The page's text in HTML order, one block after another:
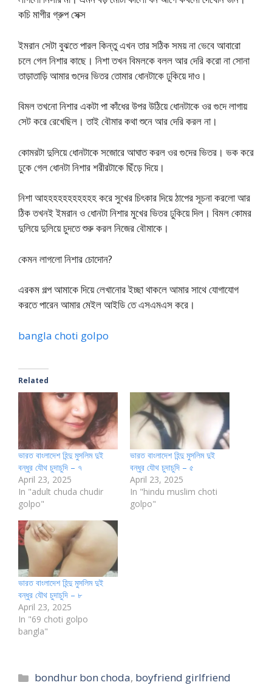
কচি মাগীর গ্রুপ সেক্স
ইমরান সেটা বুঝতে পারল কিন্তু এখন তার সঠিক সময় না ভেবে আবারো
চলে গেল নিশার কাছে। নিশা তখন বিমলকে বলল আর দেরি করো না সোনা
তাড়াতাড়ি আমার গুদের ভিতর তোমার ধোনটাকে ঢুকিয়ে দাও।
বিমল তখনো নিশার একটা পা কাঁধের উপর উঠিয়ে ধোনটাকে ওর গুদে লাগায়
সেট করে রেখেছিল। তাই বৌমার কথা শুনে আর দেরি করল না।
কোমরটা দুলিয়ে ধোনটাকে সজোরে আঘাত করল ওর গুদের ভিতর। ভক করে
ঢুকে গেল ধোনটা নিশার শরীরটাকে ছিঁড়ে দিয়ে।
নিশা আহহহহহহহহহহহ করে সুখের চিৎকার দিয়ে ঠাপের সূচনা করলো আর
ঠিক তখনই ইমরান ও ধোনটা নিশার মুখের ভিতর ঢুকিয়ে দিল। বিমল কোমর
দুলিয়ে দুলিয়ে চুদতে শুরু করল নিজের বৌমাকে।
কেমন লাগলো নিশার চোদোন?
এরকম গল্প আমাকে দিয়ে লেখানোর ইচ্ছা থাকলে আমার সাথে যোগাযোগ
করতে পারেন আমার মেইল আইডি তে এসএমএস করে।
bangla choti golpo
Related
ভারত বাংলাদেশ হিন্দু মুসলিম দুই
বন্ধুর যৌথ চুদাচুদি – ৭
April 23, 2025
In "adult chuda chudir
golpo"
ভারত বাংলাদেশ হিন্দু মুসলিম দুই
বন্ধুর যৌথ চুদাচুদি – ৫
April 23, 2025
In "hindu muslim choti
golpo"
ভারত বাংলাদেশ হিন্দু মুসলিম দুই
বন্ধুর যৌথ চুদাচুদি – ৮
April 23, 2025
In "69 choti golpo
bangla"
Categories
bondhur bon choda, boyfriend girlfriend